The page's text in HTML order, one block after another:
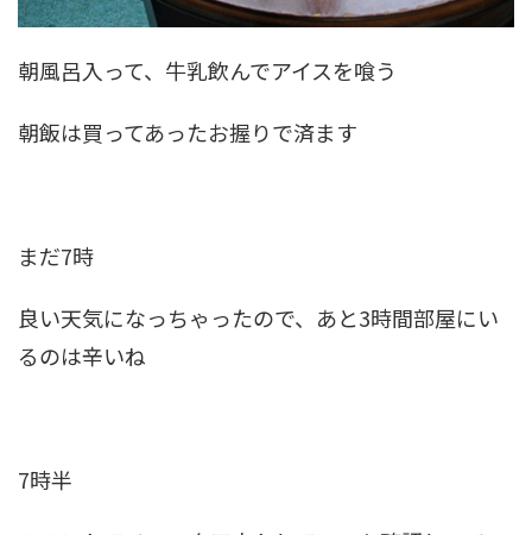
朝風呂入って、牛乳飲んでアイスを喰う
朝飯は買ってあったお握りで済ます
まだ7時
良い天気になっちゃったので、あと3時間部屋にい
るのは辛いね
7時半